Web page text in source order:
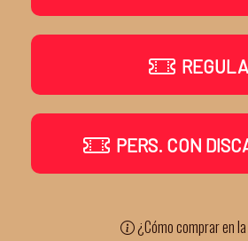
PERS. CON
¿Cómo comprar en